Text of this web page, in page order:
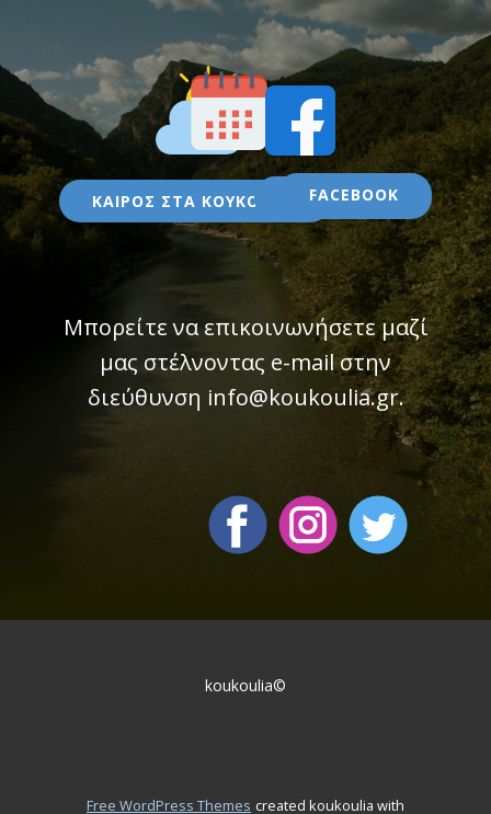
ΚΑΙΡΟΣ ΣΤΑ ΚΟΥΚΟΥΛΙΑ ΕΟΡΤΟΛΟΓΙΟ
FACEBOOK
Μπορείτε να επικοινωνήσετε μαζί
μας στέλνοντας e-mail στην
διεύθυνση info@koukoulia.gr.
koukoulia©
Free WordPress Themes created koukoulia with